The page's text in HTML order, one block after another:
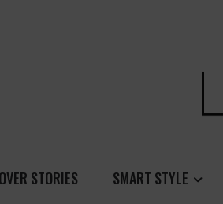
STORIES SMART STYLE